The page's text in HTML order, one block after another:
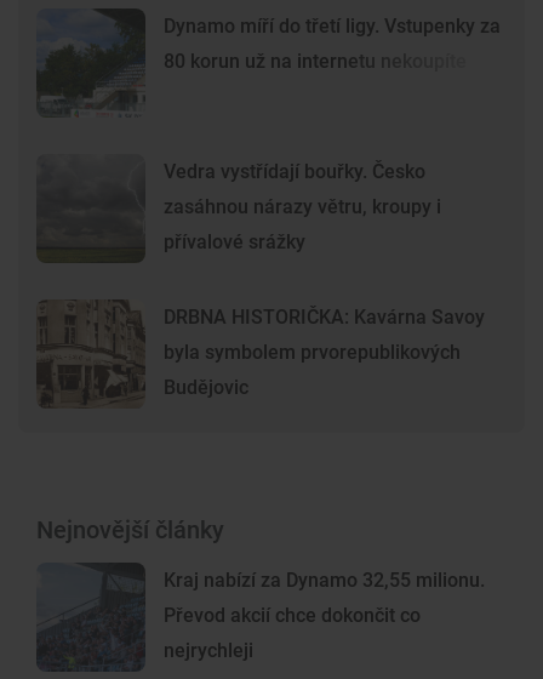
Dynamo míří do třetí ligy. Vstupenky za
80 korun už na internetu nekoupíte
Vedra vystřídají bouřky. Česko
zasáhnou nárazy větru, kroupy i
přívalové srážky
DRBNA HISTORIČKA: Kavárna Savoy
byla symbolem prvorepublikových
Budějovic
Nejnovější články
Kraj nabízí za Dynamo 32,55 milionu.
Převod akcií chce dokončit co
nejrychleji